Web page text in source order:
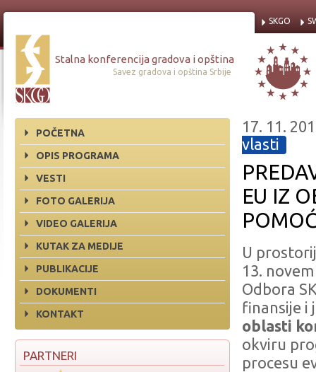
Stalna konferencija gradova i opština
Savez gradova i opština Srbije
SKGO
POČETNA
OPIS PROGRAMA
VESTI
FOTO GALERIJA
VIDEO GALERIJA
KUTAK ZA MEDIJE
PUBLIKACIJE
DOKUMENTI
KONTAKT
PARTNERI
17. 11.
vlasti
EU IZ
U
13.
Odbora
finansije i
oblasti
okviru
procesu